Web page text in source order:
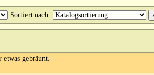
Sortiert nach:
gebräunt.